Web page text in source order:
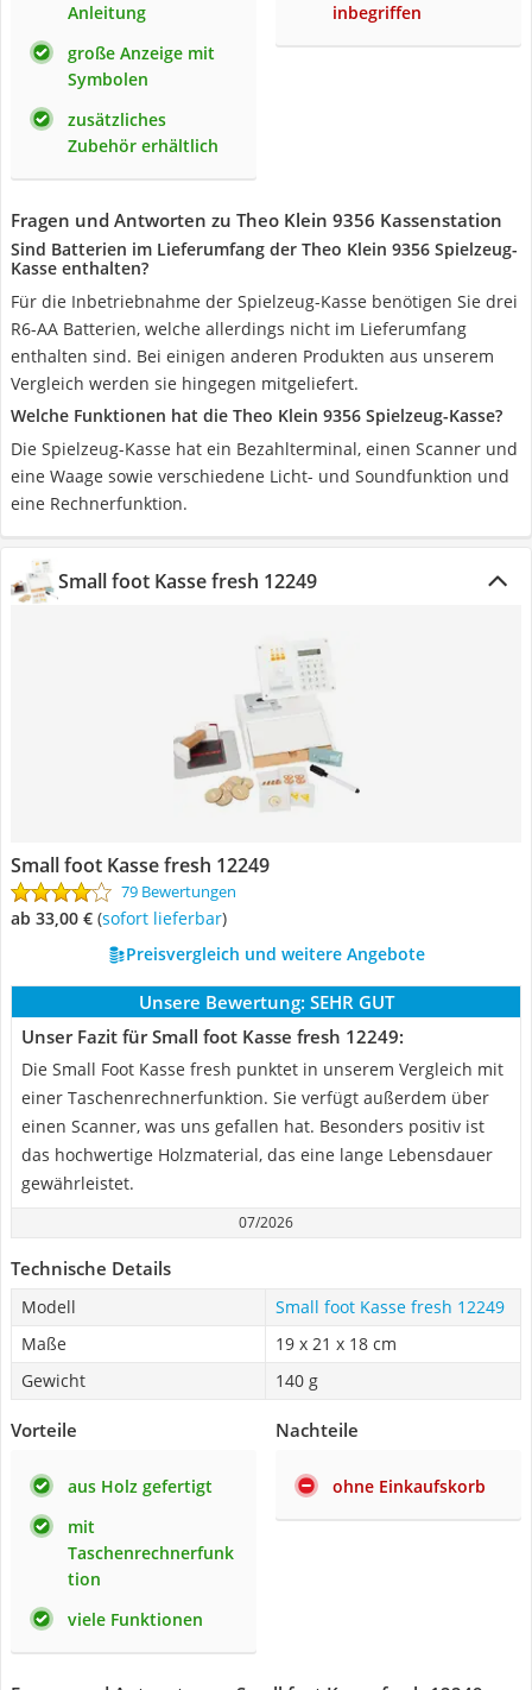
Anleitung
große Anzeige mit
Symbolen
zusätzliches
Zubehör erhältlich
inbegriffen
Fragen und Antworten zu Theo Klein 9356 Kassenstation
Sind Batterien im Lieferumfang der Theo Klein 9356 Spielzeug-
Kasse enthalten?
Für die Inbetriebnahme der Spielzeug-Kasse benötigen Sie drei
R6-AA Batterien, welche allerdings nicht im Lieferumfang
enthalten sind. Bei einigen anderen Produkten aus unserem
Vergleich werden sie hingegen mitgeliefert.
Welche Funktionen hat die Theo Klein 9356 Spielzeug-Kasse?
Die Spielzeug-Kasse hat ein Bezahlterminal, einen Scanner und
eine Waage sowie verschiedene Licht- und Soundfunktion und
eine Rechnerfunktion.
Small foot Kasse fresh 12249
Small foot Kasse fresh 12249
79 Bewertungen
ab 33,00 € ( Sofort lieferbar)
Preisvergleich und weitere Angebote
Unsere Bewertung: SEHR GUT
Unser Fazit für Small foot Kasse fresh 12249:
Die Small Foot Kasse fresh punktet in unserem Vergleich mit
einer Taschenrechnerfunktion. Sie verfügt außerdem über
einen Scanner, was uns gefallen hat. Besonders positiv ist
das hochwertige Holzmaterial, das eine lange Lebensdauer
gewährleistet.
07/2026
Technische Details
Modell
Small foot Kasse fresh 12249
Maße
‎19 x 21 x 18 cm
Gewicht
140 g
Vorteile
aus Holz gefertigt
mit
Taschenrechnerfunk
tion
viele Funktionen
Nachteile
ohne Einkaufskorb